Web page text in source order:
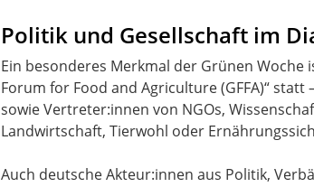
Politik und Gesellschaft im
Ein besonderes Merkmal der Grünen Woche
Forum for Food and Agriculture (GFFA)“
sowie Vertreter:innen von NGOs,
Landwirtschaft, Tierwohl oder
Auch deutsche Akteur:innen aus Politik,